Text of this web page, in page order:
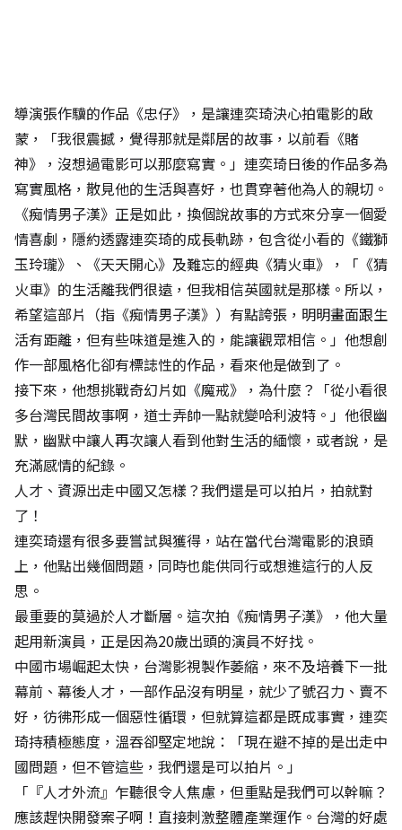
導演張作驥的作品《忠仔》，是讓連奕琦決心拍電影的啟
蒙，「我很震撼，覺得那就是鄰居的故事，以前看《賭
神》，沒想過電影可以那麼寫實。」連奕琦日後的作品多為
寫實風格，散見他的生活與喜好，也貫穿著他為人的親切。
《痴情男子漢》正是如此，換個說故事的方式來分享一個愛
情喜劇，隱約透露連奕琦的成長軌跡，包含從小看的《鐵獅
玉玲瓏》、《天天開心》及難忘的經典《猜火車》，「《猜
火車》的生活離我們很遠，但我相信英國就是那樣。所以，
希望這部片（指《痴情男子漢》）有點誇張，明明畫面跟生
活有距離，但有些味道是進入的，能讓觀眾相信。」他想創
作一部風格化卻有標誌性的作品，看來他是做到了。
接下來，他想挑戰奇幻片如《魔戒》，為什麼？「從小看很
多台灣民間故事啊，道士弄帥一點就變哈利波特。」他很幽
默，幽默中讓人再次讓人看到他對生活的緬懷，或者說，是
充滿感情的紀錄。
人才、資源出走中國又怎樣？我們還是可以拍片，拍就對
了！
連奕琦還有很多要嘗試與獲得，站在當代台灣電影的浪頭
上，他點出幾個問題，同時也能供同行或想進這行的人反
思。
最重要的莫過於人才斷層。這次拍《痴情男子漢》，他大量
起用新演員，正是因為20歲出頭的演員不好找。
中國市場崛起太快，台灣影視製作萎縮，來不及培養下一批
幕前、幕後人才，一部作品沒有明星，就少了號召力、賣不
好，彷彿形成一個惡性循環，但就算這都是既成事實，連奕
琦持積極態度，溫吞卻堅定地說：「現在避不掉的是出走中
國問題，但不管這些，我們還是可以拍片。」
「『人才外流』乍聽很令人焦慮，但重點是我們可以幹嘛？
應該趕快開發案子啊！直接刺激整體產業運作。台灣的好處